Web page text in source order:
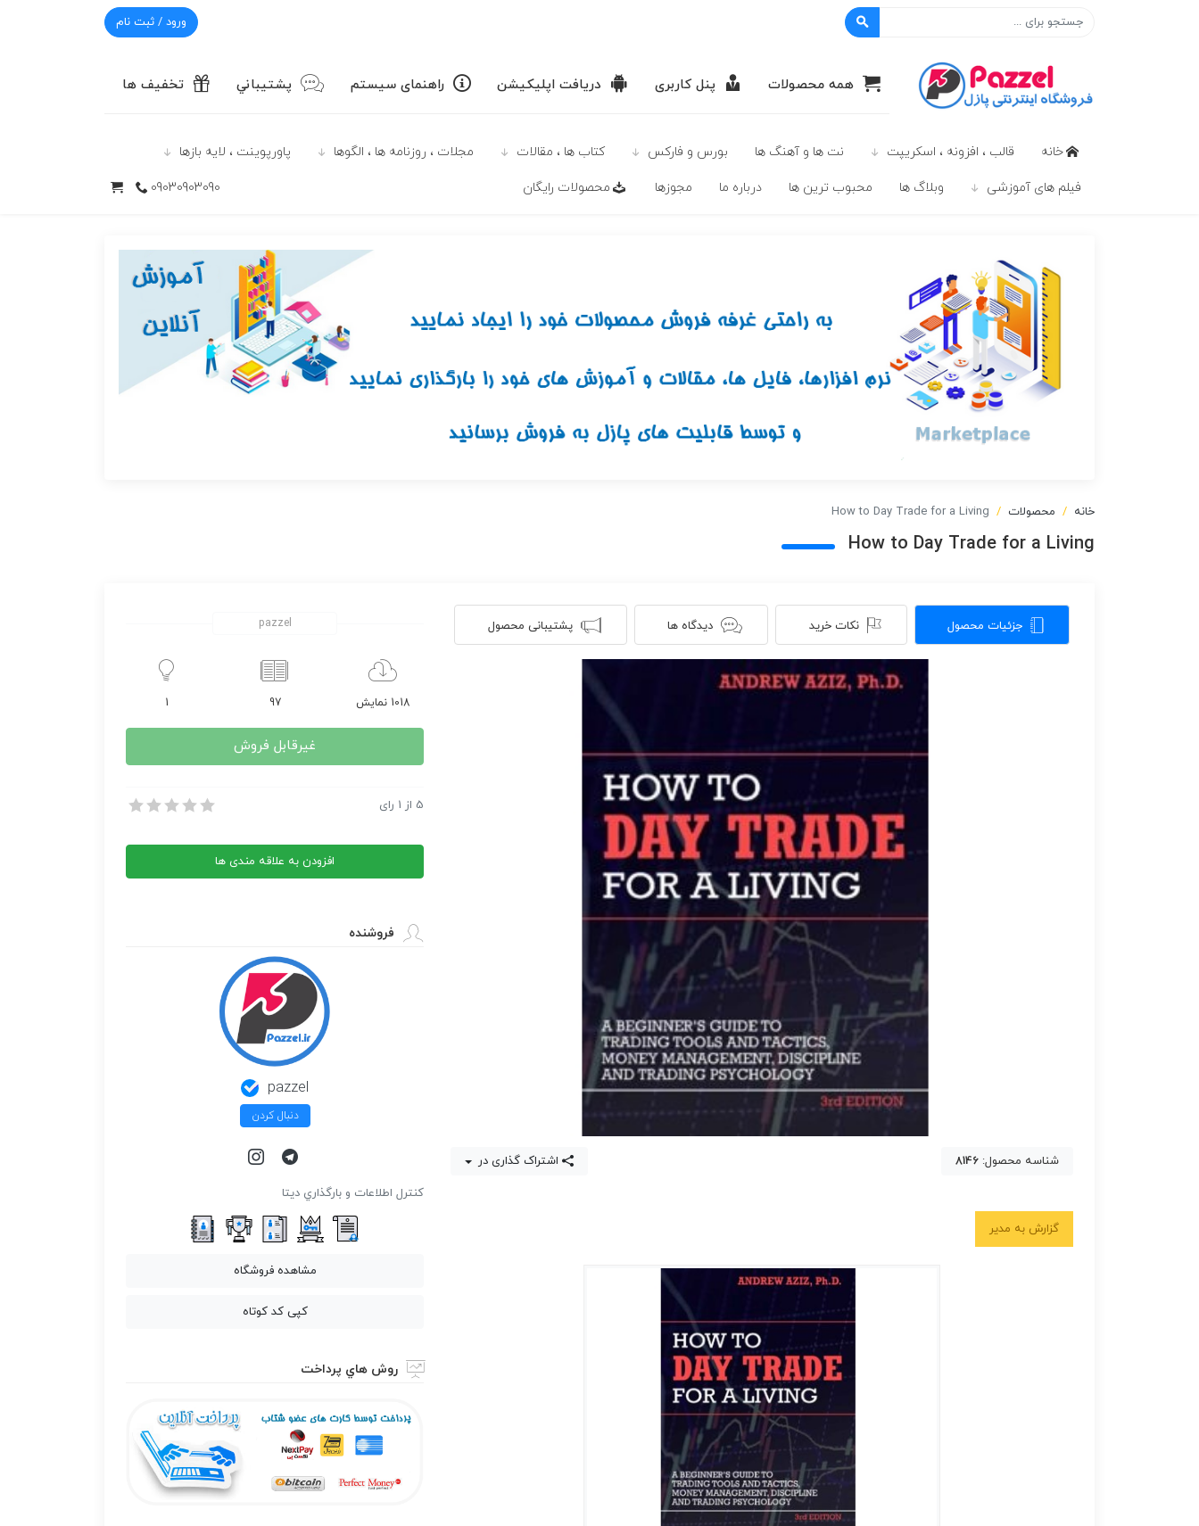
ورود / ثبت نام
همه محصولات پنل کاربری دریافت اپلیکیشن راهنمای سیستم پشتيباني تخفیف ها
خانه قالب ، افزونه ، اسکریپت نت ها و آهنگ ها بورس و فارکس كتاب ها ، مقالات مجلات ، روزنامه ها ، الگوها پاورپوينت ، لایه بازها
فیلم های آموزشی وبلاگ ها محبوب ترين ها درباره ما مجوزها محصولات رايگان 09030903090
خانه محصولات How to Day Trade for a Living
How to Day Trade for a Living
جزئیات محصول نکات خرید دیدگاه ها پشتیبانی محصول
شناسه محصول: 8146 اشتراک گذاری در
گزارش به مدیر
pazzel
1018 نمایش 97
1
غیرقابل فروش
How to Day Trade for a Living
5 از 1 رای
افزودن به علاقه مندی ها
فروشنده
pazzel
دنبال کردن
كنترل اطلاعات و بارگذاري ديتا
مشاهده فروشگاه
کپی کد کوتاه
روش هاي پرداخت